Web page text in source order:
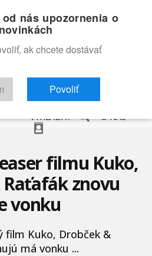
FILMOVÁ DATABÁZA
VYHĽADAŤ O NÁS
filmu Kuko,
znovu
vonku
film Kuko, Drobček &
má vonku ...
nás upozornenia o
ak chcete dostávať
Povoliť